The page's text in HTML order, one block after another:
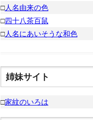
□人名由来の色
□四十八茶百鼠
□人名にあいそうな和色
姉妹サイト
□家紋のいろは